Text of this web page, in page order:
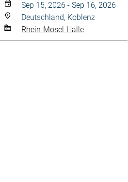
Sep 15, 2026 - Sep 16, 2026
Deutschland, Koblenz
Rhein-Mosel-Halle